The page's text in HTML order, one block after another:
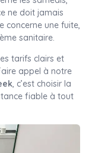
ne doit jamais
concerne une fuite,
sanitaire.
tarifs clairs et
appel à notre
, c’est choisir la
fiable à tout